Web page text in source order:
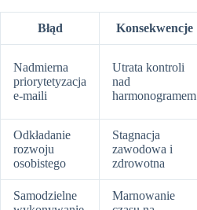
Błąd Konsekwencje
Nadmierna
priorytetyzacja
e-maili
Utrata kontroli
nad
harmonogramem
Odkładanie
rozwoju
osobistego
Stagnacja
zawodowa i
zdrowotna
Samodzielne
Marnowanie